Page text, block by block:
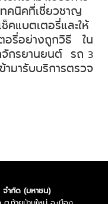
คนิคที่เชี่ยวชาญ
คแบตเตอรี่และให้
อรี่อย่างถูกวิธี ใน
กรยานยนต์ รถ 3
ามารับบริการตรวจ
จำกัด (มหาชน)